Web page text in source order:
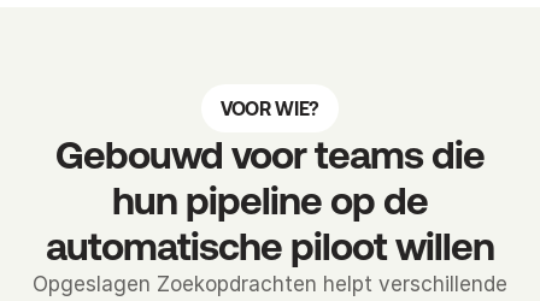
VOOR WIE?
Gebouwd voor teams die
hun pipeline op de
automatische piloot willen
Opgeslagen Zoekopdrachten helpt verschillende